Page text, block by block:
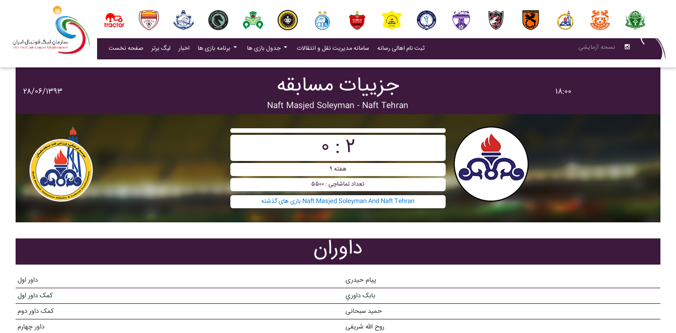
صفحه نخست لیگ برتر اخبار(current) برنامه بازی ها جدول بازی ها سامانه مدیریت نقل و انتقالات (current)
ثبت نام اهالی رسانه(current) نسحه آزمایشی
۲۸/۰۶/۱۳۹۳ جزییات مسابقه
Naft Masjed Soleyman - Naft Tehran
۱۸:۰۰
۰ : ۲
هفته ۹
تعداد تماشاچی : ۵۵۰۰
بازی های گذشته Naft Masjed Soleyman And Naft Tehran
داوران
داور اول
پیام حیدری
کمک داور اول
بابک داوري
کمک داور دوم
حمید سبحانی
داور چهارم
روح الله شریفی